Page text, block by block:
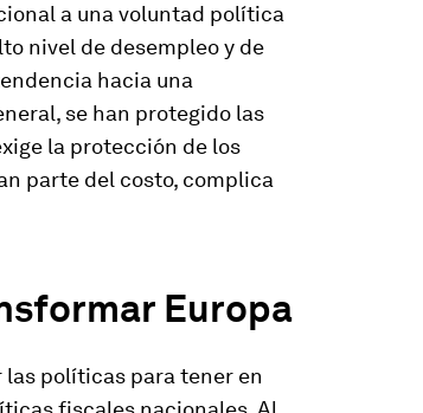
a una voluntad política
nivel de desempleo y de
hacia una
se han protegido las
la protección de los
parte del costo, complica
Europa
las políticas para tener en